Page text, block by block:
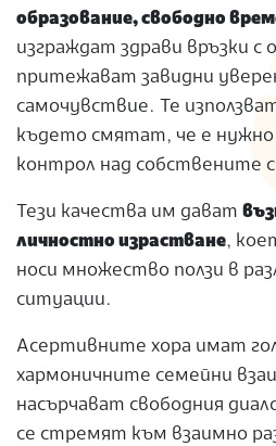
образование, свободно
изграждат здрави връзки с
притежават завидни
самочувствие. Те
където смятат, че е
контрол над собствените
Тези качества им дават
личностно израстване,
носи множество ползи в
ситуации.
Асертивните хора имат
хармоничните семейни
насърчават свободния
се стремят към взаимно